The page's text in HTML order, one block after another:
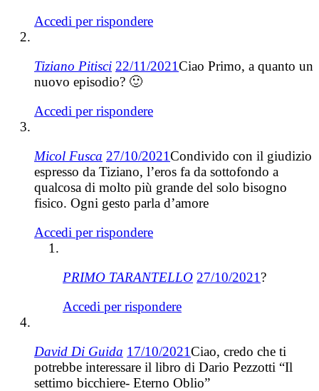
Accedi per rispondere
Tiziano Pitisci 22/11/2021Ciao Primo, a quanto un
nuovo episodio? 🙂
Accedi per rispondere
Micol Fusca 27/10/2021Condivido con il giudizio
espresso da Tiziano, l’eros fa da sottofondo a
qualcosa di molto più grande del solo bisogno
fisico. Ogni gesto parla d’amore
Accedi per rispondere
PRIMO TARANTELLO 27/10/2021 ?
Accedi per rispondere
David Di Guida 17/10/2021Ciao, credo che ti
potrebbe interessare il libro di Dario Pezzotti “Il
settimo bicchiere- Eterno Oblio”